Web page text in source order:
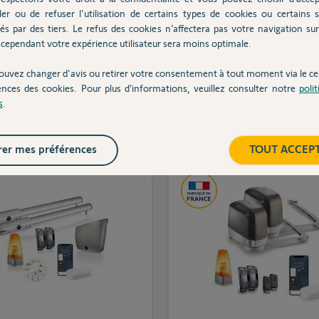
et garage
169,00 €
- Portail et
149,00 €
ou de refuser l'utilisation de certains types de cookies ou certains
par des tiers. Le refus des cookies n’affectera pas votre navigation
votre expérience utilisateur sera moins optimale.
changer d'avis ou retirer votre consentement à tout moment via le
des cookies. Pour plus d’informations, veuillez consulter notre
TOUT
mes préférences